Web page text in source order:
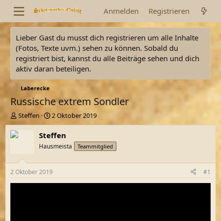
Anmelden Registrieren
Lieber Gast du musst dich registrieren um alle Inhalte
(Fotos, Texte uvm.) sehen zu können. Sobald du
registriert bist, kannst du alle Beiträge sehen und dich
aktiv daran beteiligen.
Laberecke
Russische extrem Sondler
E
r
s
l
e
r
Steffen
E
r
s
e
l
t
a
2 Oktober 2019
Steffen
Hausmeista Teammitglied
2 Oktober 2019 #1